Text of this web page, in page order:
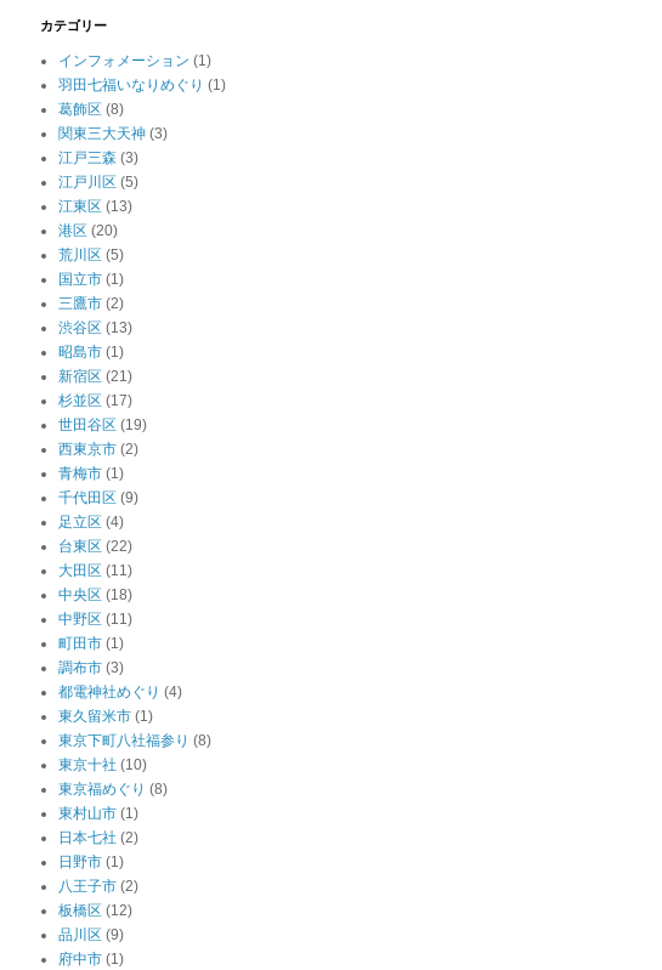
カテゴリー
インフォメーション (1)
羽田七福いなりめぐり (1)
葛飾区 (8)
関東三大天神 (3)
江戸三森 (3)
江戸川区 (5)
江東区 (13)
港区 (20)
荒川区 (5)
国立市 (1)
三鷹市 (2)
渋谷区 (13)
昭島市 (1)
新宿区 (21)
杉並区 (17)
世田谷区 (19)
西東京市 (2)
青梅市 (1)
千代田区 (9)
足立区 (4)
台東区 (22)
大田区 (11)
中央区 (18)
中野区 (11)
町田市 (1)
調布市 (3)
都電神社めぐり (4)
東久留米市 (1)
東京下町八社福参り (8)
東京十社 (10)
東京福めぐり (8)
東村山市 (1)
日本七社 (2)
日野市 (1)
八王子市 (2)
板橋区 (12)
品川区 (9)
府中市 (1)